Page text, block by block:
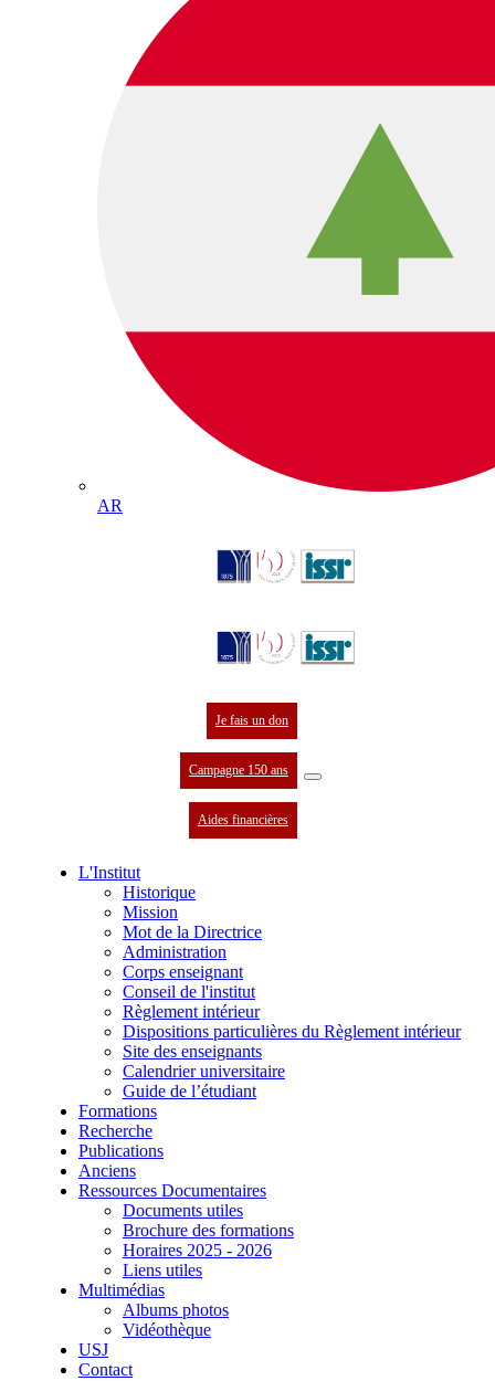
AR
Je fais un don
Campagne 150 ans
Aides financières
L'Institut
Historique
Mission
Mot de la Directrice
Administration
Corps enseignant
Conseil de l'institut
Règlement intérieur
Dispositions particulières du Règlement intérieur
Site des enseignants
Calendrier universitaire
Guide de l’étudiant
Formations
Recherche
Publications
Anciens
Ressources Documentaires
Documents utiles
Brochure des formations
Horaires 2025 - 2026
Liens utiles
Multimédias
Albums photos
Vidéothèque
USJ
Contact